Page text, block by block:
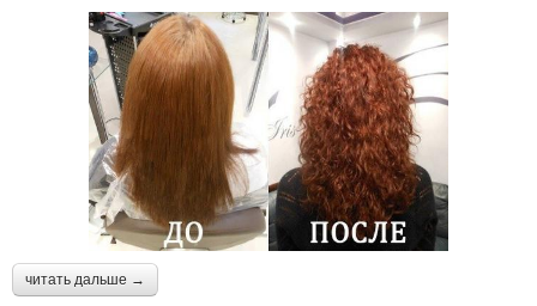
читать дальше →